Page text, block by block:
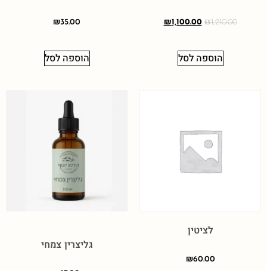
₪1,210.00
₪1,100.00
הוספה לסל
₪35.00
הוספה לסל
לציטין
₪60.00
גליצרין צמחי